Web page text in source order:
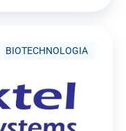
BIOTECHNOLOGIA